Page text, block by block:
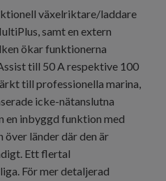
växelriktare/laddare
samt en extern
ökar funktionerna
till 50 A respektive 100
till professionella marina,
icke-nätanslutna
en inbyggd funktion med
länder där den är
Ett flertal
För mer detaljerad